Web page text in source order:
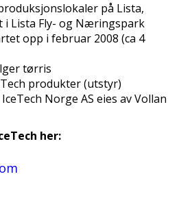
på Lista,
Lista Fly- og Næringspark
opp i februar 2008 (ca 4
tørris
produkter (utstyr)
Norge AS eies av Vollan
her: